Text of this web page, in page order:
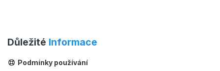
Důležité Informace
Podmínky používání